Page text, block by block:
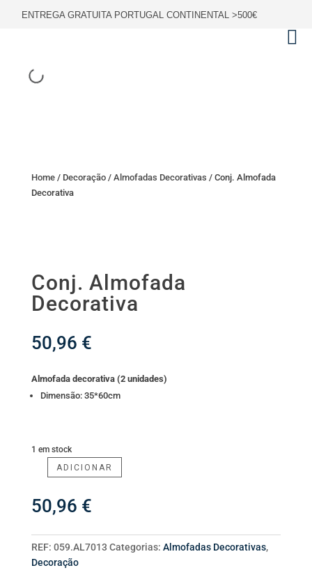
ENTREGA GRATUITA PORTUGAL CONTINENTAL >500€
Home/ Decoração/ Almofadas Decorativas / Conj. Almofada
Decorativa
Conj. Almofada
Decorativa
50,96 €
Almofada decorativa (2 unidades)
Dimensão: 35*60cm
1 em stock
Quantidade
Conj.
Decorativa
ADICIONAR
50,96 €
REF: 059.AL7013 Categorias: Almofadas Decorativas,
Decoração